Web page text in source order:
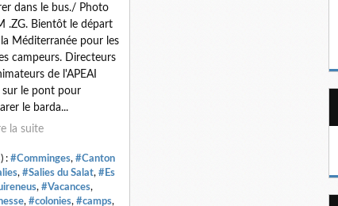
dans le bus./ Photo
.ZG. Bientôt le départ
Méditerranée pour les
campeurs. Directeurs
de l'APEAI
sur le pont pour
le barda...
la suite
: #Comminges, #Canton
, #Salies du Salat, #Es
, #Vacances,
, #colonies, #camps,